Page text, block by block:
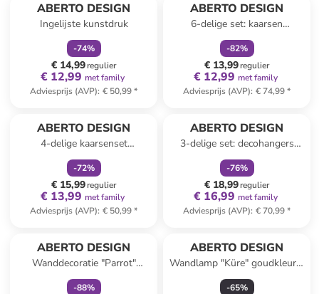
ABERTO DESIGN
Ingelijste kunstdruk
-74%
€ 14,99regulier
€ 12,99 met family
Adviesprijs (AVP): € 50,99*
ABERTO DESIGN
6-delige set: kaarsen
crème/groen/rood
-82%
€ 13,99regulier
€ 12,99 met family
Adviesprijs (AVP): € 74,99*
ABERTO DESIGN
4-delige kaarsenset
beige/rood/groen
-72%
€ 15,99regulier
€ 13,99 met family
Adviesprijs (AVP): € 50,99*
ABERTO DESIGN
3-delige set: decohangers
crème - (L)12 cm
-76%
€ 18,99regulier
€ 16,99 met family
Adviesprijs (AVP): € 70,99*
ABERTO DESIGN
Wanddecoratie "Parrot"
groen/rood/zwart - Ø 46 cm
-88%
ABERTO DESIGN
Wandlamp "Küre" goudkleurig
- (B)15 x (H)15 x (D)15 cm
-65%